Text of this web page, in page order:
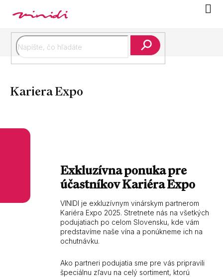
Kariera Expo
Exkluzívna ponuka pre
účastníkov Kariéra Expo
VINIDI je exkluzívnym vinárskym partnerom
Kariéra Expo 2025. Stretnete nás na všetkých
podujatiach po celom Slovensku, kde vám
predstavíme naše vína a ponúkneme ich na
ochutnávku.
Ako partneri podujatia sme pre vás pripravili
špeciálnu zľavu na celý sortiment, ktorú